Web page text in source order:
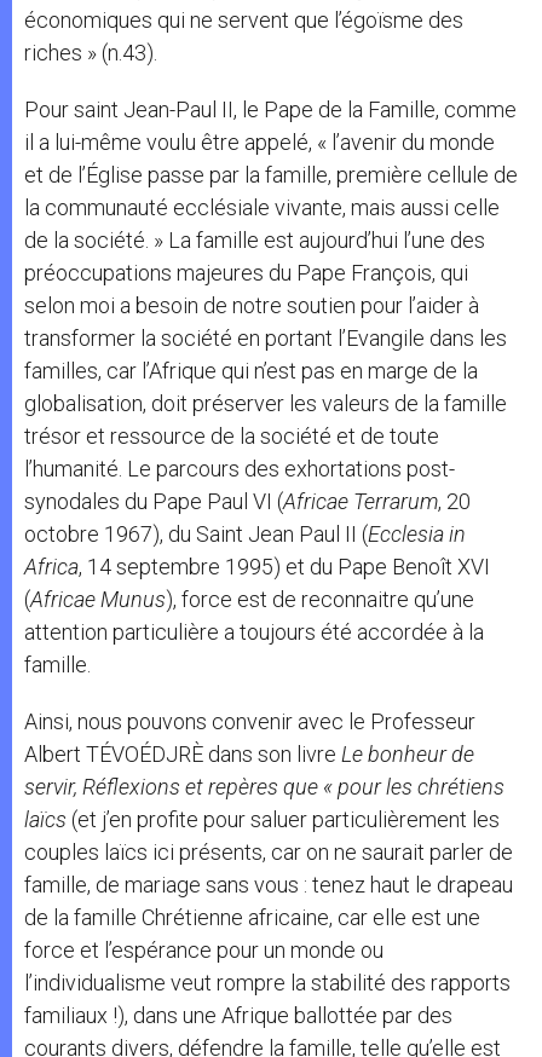
économiques qui ne servent que l’égoïsme des
riches » (n.43).
Pour saint Jean-Paul II, le Pape de la Famille, comme
il a lui-même voulu être appelé, « l’avenir du monde
et de l’Église passe par la famille, première cellule de
la communauté ecclésiale vivante, mais aussi celle
de la société. » La famille est aujourd’hui l’une des
préoccupations majeures du Pape François, qui
selon moi a besoin de notre soutien pour l’aider à
transformer la société en portant l’Evangile dans les
familles, car l’Afrique qui n’est pas en marge de la
globalisation, doit préserver les valeurs de la famille
trésor et ressource de la société et de toute
l’humanité. Le parcours des exhortations post-
synodales du Pape Paul VI (Africae Terrarum, 20
octobre 1967), du Saint Jean Paul II (Ecclesia in
Africa, 14 septembre 1995) et du Pape Benoît XVI
(Africae Munus), force est de reconnaitre qu’une
attention particulière a toujours été accordée à la
famille.
Ainsi, nous pouvons convenir avec le Professeur
Albert TÉVOÉDJRÈ dans son livre Le bonheur de
servir, Réflexions et repères que « pour les chrétiens
laïcs (et j’en profite pour saluer particulièrement les
couples laïcs ici présents, car on ne saurait parler de
famille, de mariage sans vous : tenez haut le drapeau
de la famille Chrétienne africaine, car elle est une
force et l’espérance pour un monde ou
l’individualisme veut rompre la stabilité des rapports
familiaux !), dans une Afrique ballottée par des
courants divers, défendre la famille, telle qu’elle est